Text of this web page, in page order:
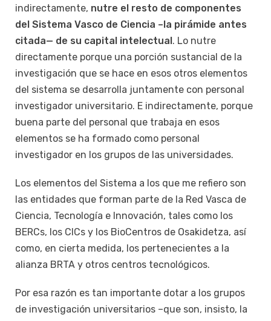
indirectamente, nutre el resto de componentes
del Sistema Vasco de Ciencia –la pirámide antes
citada— de su capital intelectual. Lo nutre
directamente porque una porción sustancial de la
investigación que se hace en esos otros elementos
del sistema se desarrolla juntamente con personal
investigador universitario. E indirectamente, porque
buena parte del personal que trabaja en esos
elementos se ha formado como personal
investigador en los grupos de las universidades.
Los elementos del Sistema a los que me refiero son
las entidades que forman parte de la Red Vasca de
Ciencia, Tecnología e Innovación, tales como los
BERCs, los CICs y los BioCentros de Osakidetza, así
como, en cierta medida, los pertenecientes a la
alianza BRTA y otros centros tecnológicos.
Por esa razón es tan importante dotar a los grupos
de investigación universitarios –que son, insisto, la